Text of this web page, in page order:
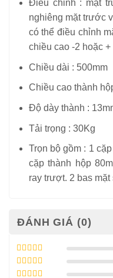
Điều chỉnh : mặt
nghiêng mặt trước
có thể điều chỉnh
chiều cao -2 hoặc +
Chiều dài : 500mm
Chiều cao thành
Độ dày thành :
Tải trọng : 30Kg
Trọn bộ gồm : 1
cặp thành hộp
ray trượt. 2 bas
ĐÁNH GIÁ (0)
Được xếp
Được xếp